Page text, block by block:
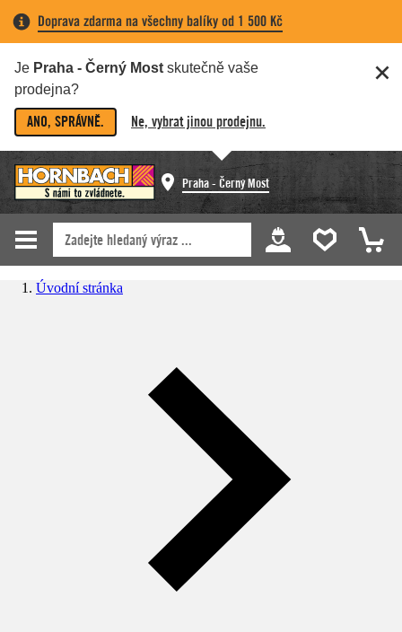
Doprava zdarma na všechny balíky od 1 500 Kč
Je Praha - Černý Most skutečně vaše
prodejna?
ANO, SPRÁVNĚ. Ne, vybrat jinou prodejnu.
Praha - Černý Most
Úvodní stránka